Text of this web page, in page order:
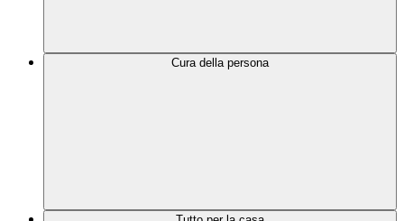
Cura della persona